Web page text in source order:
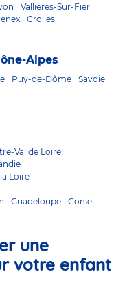
Vallieres-Sur-Fier
Crolles
Alpes
Puy-de-Dôme
Savoie
Val de Loire
Loire
Guadeloupe Corse
une
votre enfant